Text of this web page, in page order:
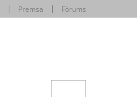
Premsa Fòrums